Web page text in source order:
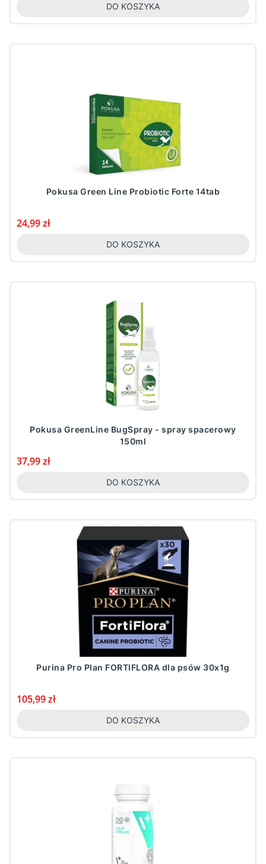
DO KOSZYKA
Pokusa Green Line Probiotic Forte 14tab
Cena
24,99 zł
DO KOSZYKA
Pokusa GreenLine BugSpray - spray spacerowy
150ml
Cena
37,99 zł
DO KOSZYKA
Purina Pro Plan FORTIFLORA dla psów 30x1g
Cena
105,99 zł
DO KOSZYKA